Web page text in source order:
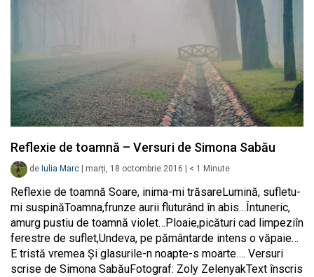
Reflexie de toamnă – Versuri de Simona Sabău
de Iulia Marc marți, 18 octombrie 2016 < 1 Minute
Reflexie de toamnă Soare, inima-mi trăsareLumină, sufletu-
mi suspinăToamna,frunze aurii fluturând în abis…Întuneric,
amurg pustiu de toamnă violet…Ploaie,picături cad limpeziîn
ferestre de suflet,Undeva, pe pământarde intens o văpaie…
E tristă vremea Și glasurile-n noapte-s moarte…. Versuri
scrise de Simona SabăuFotograf: Zoly ZelenyakText înscris